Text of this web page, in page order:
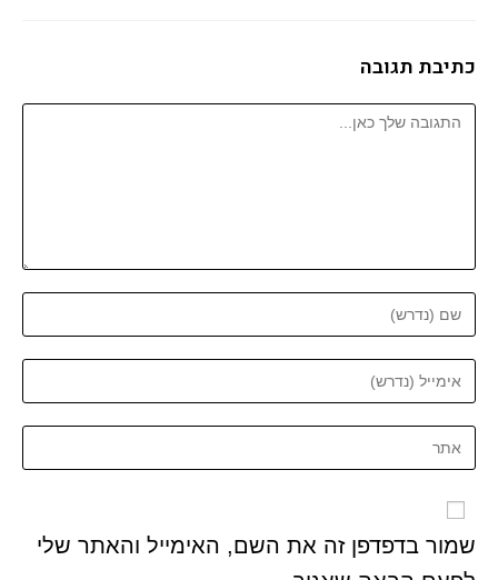
כתיבת תגובה
שמור בדפדפן זה את השם, האימייל והאתר שלי